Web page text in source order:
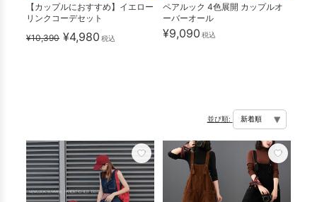
【カップルにおすすめ】イエロー
リンクコーデセット
¥10,390 ¥4,980 税込
ペアルック 4色展開 カップルオ
ーバーオール
¥9,090 税込
並び順: